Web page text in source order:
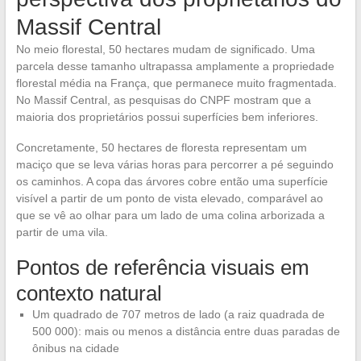
Massif Central
No meio florestal, 50 hectares mudam de significado. Uma
parcela desse tamanho ultrapassa amplamente a propriedade
florestal média na França, que permanece muito fragmentada.
No Massif Central, as pesquisas do CNPF mostram que a
maioria dos proprietários possui superfícies bem inferiores.
Concretamente, 50 hectares de floresta representam um
maciço que se leva várias horas para percorrer a pé seguindo
os caminhos. A copa das árvores cobre então uma superfície
visível a partir de um ponto de vista elevado, comparável ao
que se vê ao olhar para um lado de uma colina arborizada a
partir de uma vila.
Pontos de referência visuais em
contexto natural
Um quadrado de 707 metros de lado (a raiz quadrada de
500 000): mais ou menos a distância entre duas paradas de
ônibus na cidade